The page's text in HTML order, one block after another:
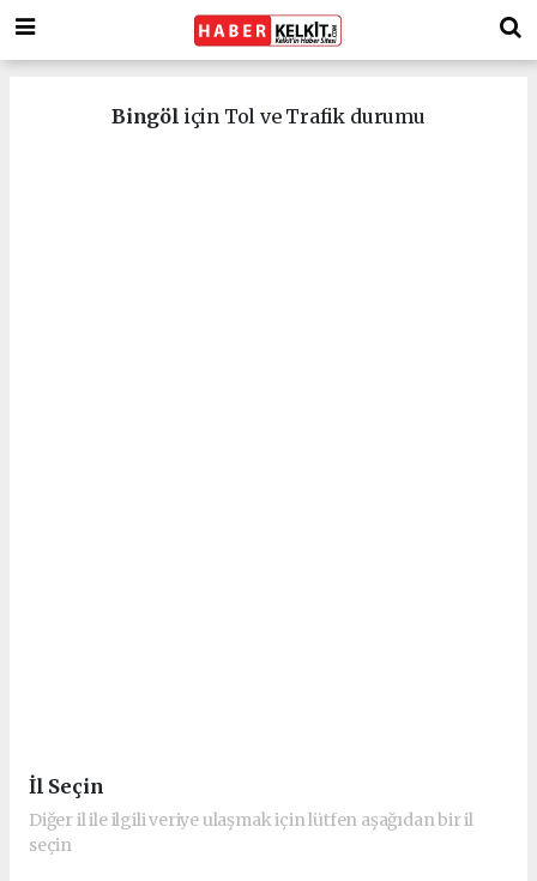
Bingöl için Tol ve Trafik durumu
İl Seçin
Diğer il ile ilgili veriye ulaşmak için lütfen aşağıdan bir il
seçin